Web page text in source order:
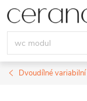
Přejít
na
obsah
Dvoudílné